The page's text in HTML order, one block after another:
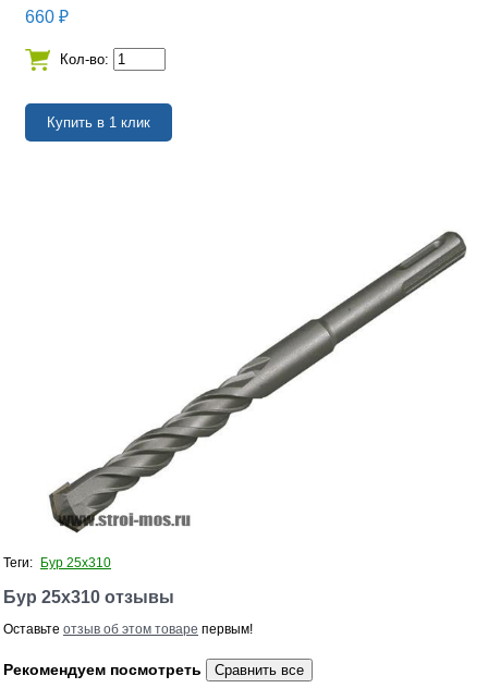
660 ₽
Кол-во:
Теги: Бур 25х310
Бур 25х310 отзывы
Оставьте отзыв об этом товаре первым!
Рекомендуем посмотреть